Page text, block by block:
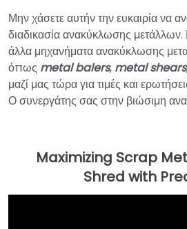
Μην χάσετε αυτήν την ευκαιρία να
διαδικασία ανακύκλωσης
άλλα μηχανήματα ανακύκλωσης
όπως metal balers, metal shears
μαζί μας τώρα για τιμές και
Ο συνεργάτης σας στην βιώσιμη